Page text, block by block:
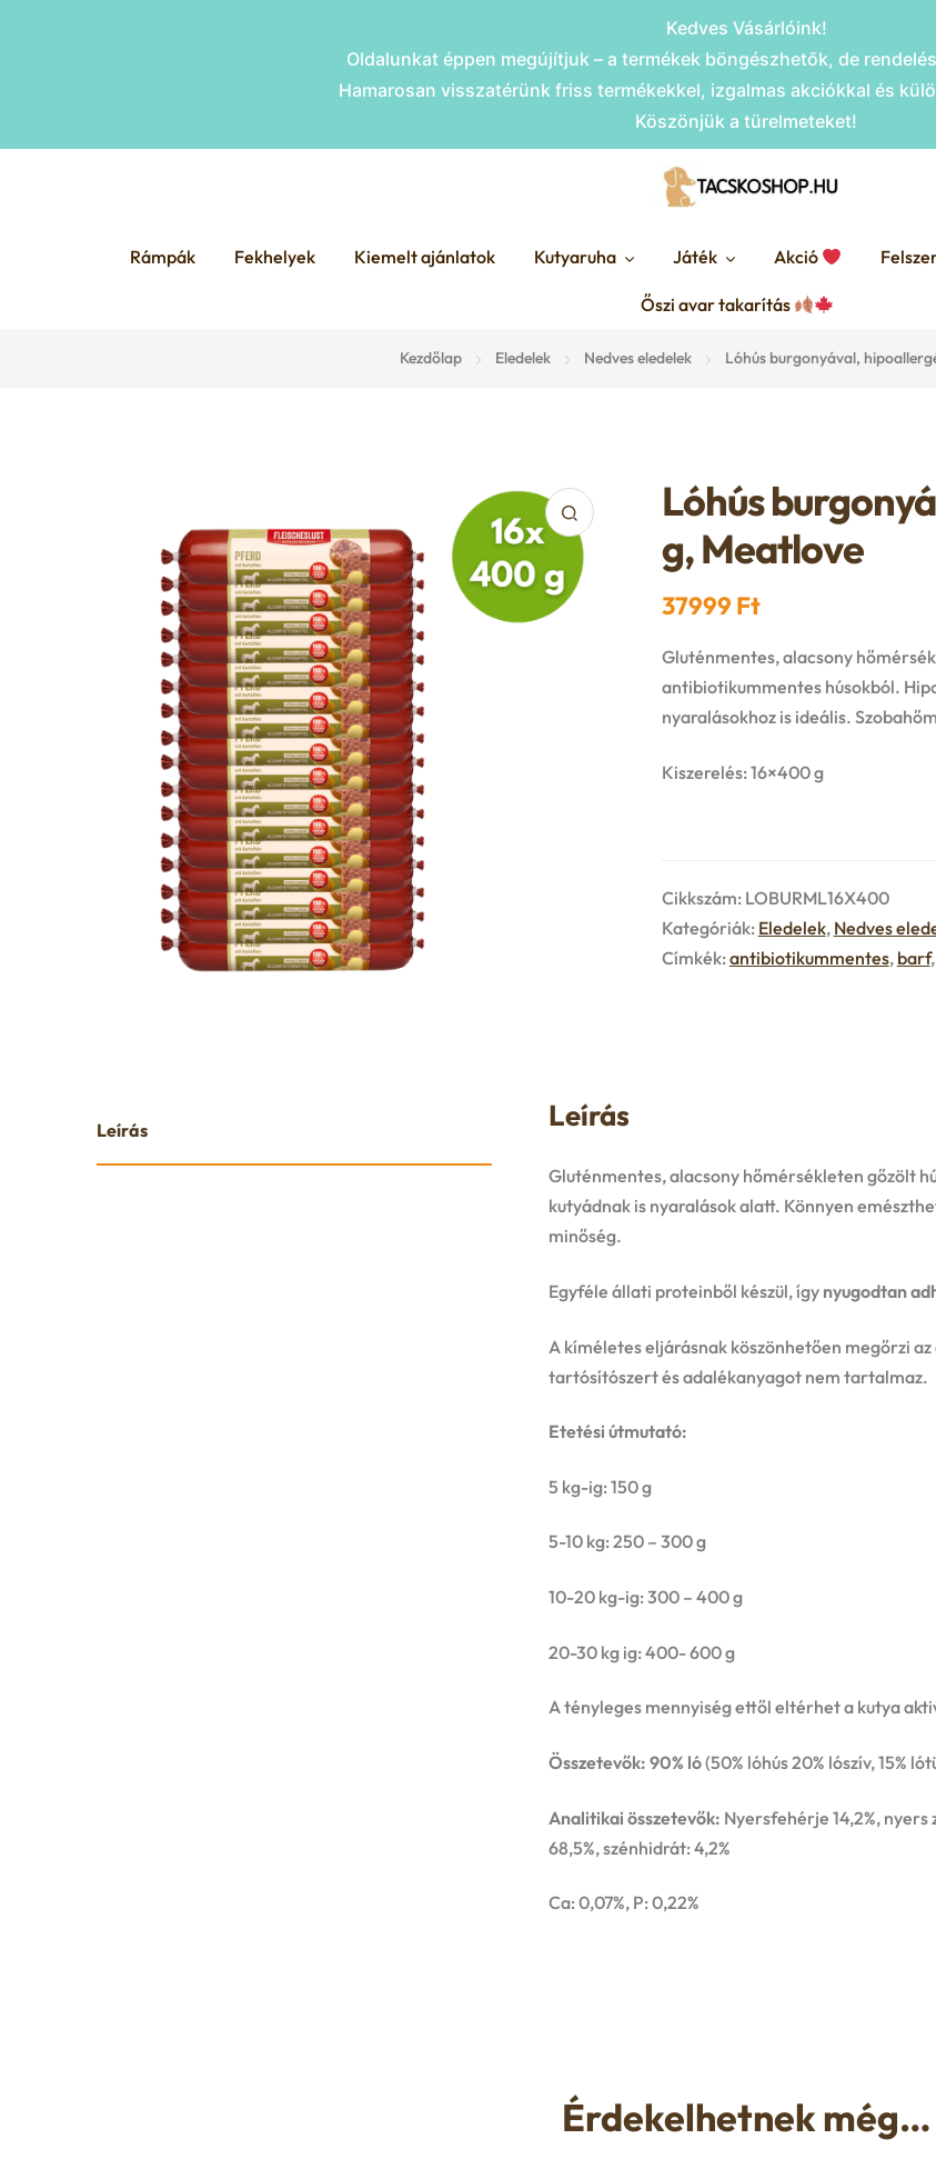
Kedves Vásárlóink!
Oldalunkat éppen megújítjuk – a termékek böngészhetők, de
Hamarosan visszatérünk friss termékekkel, izgalmas akciókkal és
Köszönjük a türelmeteket!
navigation
contentRámpák Fekhelyek Kiemelt ajánlatok Kutyaruha Játék Akció
Őszi avar takarítás
Kezdőlap Eledelek Nedves eledelek Lóhús burgonyával,
Lóhús
g, Meatlove
37999 Ft
Gluténmentes, alacsony
antibiotikummentes húsokból.
nyaralásokhoz is ideális.
Kiszerelés: 16×400 g
Cikkszám: LOBURML16X400
Kategóriák: Eledelek, Nedves
Címkék:antibiotikummentes, barf,
Leírás Leírás
Gluténmentes, alacsony hőmérsékleten gőzölt
kutyádnak is nyaralások alatt. Könnyen
minőség.
Egyféle állati proteinből készül, így nyugodtan
A kíméletes eljárásnak köszönhetően megőrzi
tartósítószert és adalékanyagot nem tartalmaz.
Etetési útmutató:
5 kg-ig: 150 g
5-10 kg: 250 – 300 g
10-20 kg-ig: 300 – 400 g
20-30 kg ig: 400- 600 g
A tényleges mennyiség ettől eltérhet a kutya
Összetevők: 90% ló(50% lóhús 20% lószív, 15%
Analitikai összetevők: Nyersfehérje 14,2%, nyers
68,5%, szénhidrát: 4,2%
Ca: 0,07%, P: 0,22%
Érdekelhetnek még…